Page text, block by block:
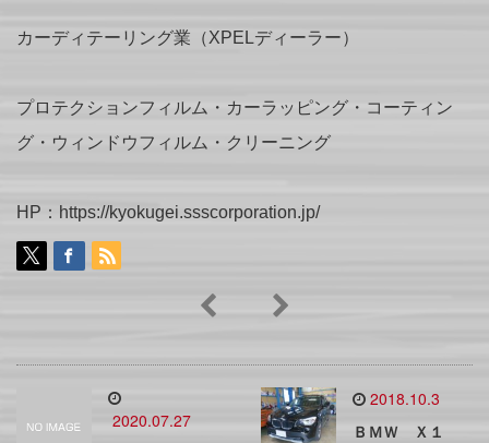
カーディテーリング業（XPELディーラー）
プロテクションフィルム・カーラッピング・コーティン
グ・ウィンドウフィルム・クリーニング
HP：https://kyokugei.ssscorporation.jp/
2020.07.27
2018.10.3
ＢＭＷ Ｘ１